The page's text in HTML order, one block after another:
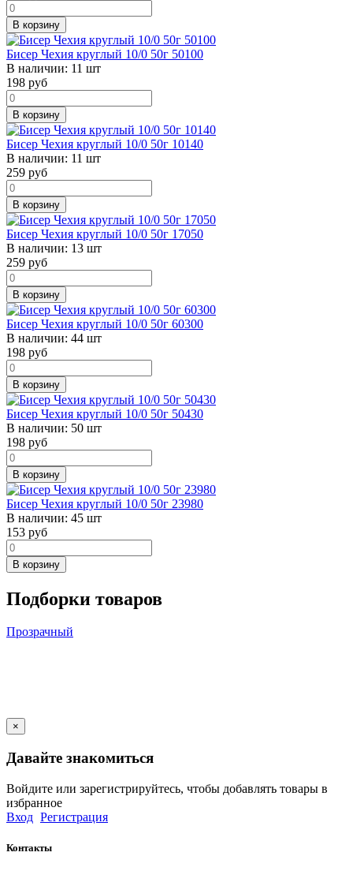
В корзину
Бисер Чехия круглый 10/0 50г 50100
В наличии: 11 шт
198 руб
В корзину
Бисер Чехия круглый 10/0 50г 10140
В наличии: 11 шт
259 руб
В корзину
Бисер Чехия круглый 10/0 50г 17050
В наличии: 13 шт
259 руб
В корзину
Бисер Чехия круглый 10/0 50г 60300
В наличии: 44 шт
198 руб
В корзину
Бисер Чехия круглый 10/0 50г 50430
В наличии: 50 шт
198 руб
В корзину
Бисер Чехия круглый 10/0 50г 23980
В наличии: 45 шт
153 руб
В корзину
Подборки товаров
Прозрачный
×
Давайте знакомиться
Войдите или зарегистрируйтесь, чтобы добавлять товары в
избранное
Вход Регистрация
Контакты